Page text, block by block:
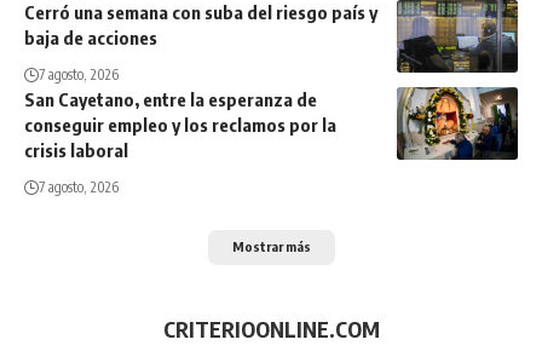
Cerró una semana con suba del riesgo país y
baja de acciones
7 agosto, 2026
San Cayetano, entre la esperanza de
conseguir empleo y los reclamos por la
crisis laboral
7 agosto, 2026
Mostrar más
CRITERIOONLINE.COM